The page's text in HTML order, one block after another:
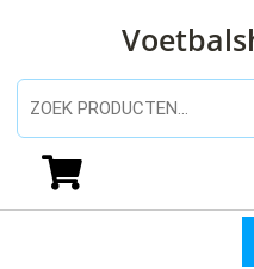
inhoudZoeken naar: